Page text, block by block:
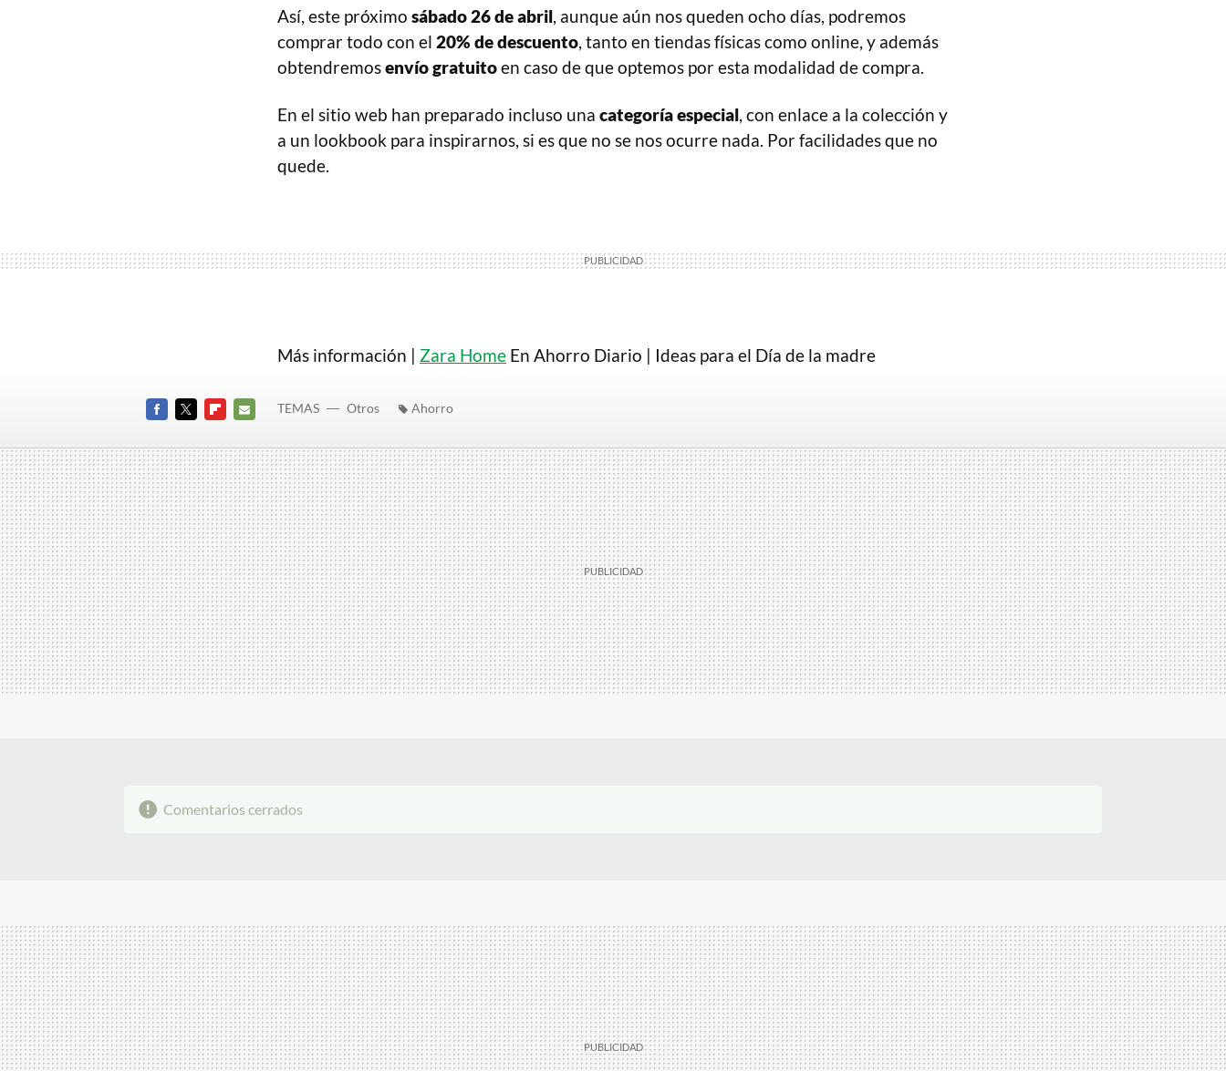
Así, este próximo sábado 26 de abril, aunque aún nos queden ocho días, podremos
comprar todo con el 20% de descuento, tanto en tiendas físicas como online, y además
obtendremosenvío gratuitoen caso de que optemos por esta modalidad de compra.
En el sitio web han preparado incluso una categoría especial, con enlace a la colección y
a un lookbook para inspirarnos, si es que no se nos ocurre nada. Por facilidades que no
quede.
Más información | Zara Home En Ahorro Diario | Ideas para el Día de la madre
MAIL
TEMAS Otros Ahorro
Comentarios cerrados